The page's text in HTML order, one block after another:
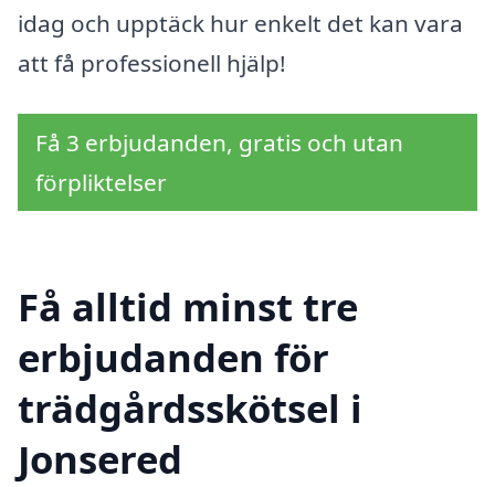
idag och upptäck hur enkelt det kan vara
att få professionell hjälp!
Få 3 erbjudanden, gratis och utan
förpliktelser
Få alltid minst tre
erbjudanden för
trädgårdsskötsel i
Jonsered